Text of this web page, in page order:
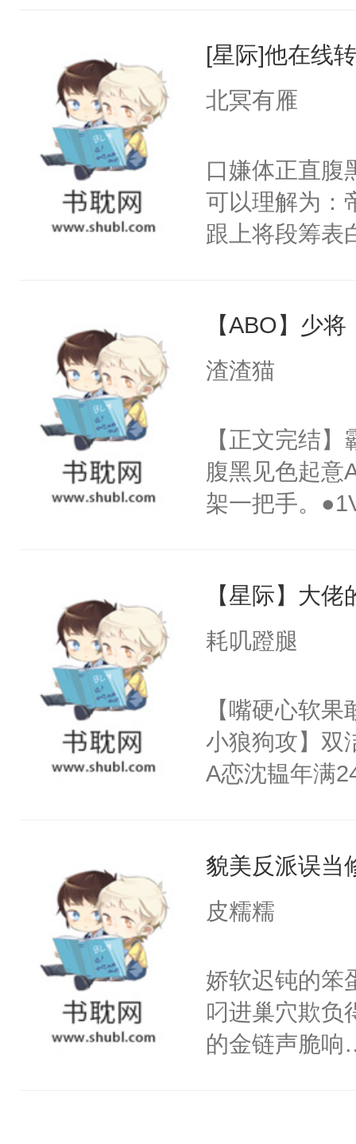
容嗜血，银色
小奴隶。帝国
困于怀中：从
到底选哪个。
不抱住主角受
a的清冷主角
化成omega
种没有兽化
一个称呼——
[星际]他在线
北冥有雁
口嫌体正直腹
可以理解为：
跟上将段筹表
不在意才是
途坠于一线许
个最好的时
系，让你动心
言。二、被人
将，您这是做
子。
【ABO】少
渣渣猫
【正文完结
腹黑见色起意
架一把手。
舟被迫转到
尽致，打架斗
舟：“啥玩意
看的？”兄弟
啊？我们舟
跟你这丑八怪
去骚扰你？我
啊。”——为保
结婚后二人生
Omega满脸
啧，长得也不
爱河，离婚协
【星际】大
耗叽蹬腿
【嘴硬心软
小狼狗攻】双
A恋沈韫年满
涉的平静生活
跳的日常生活
不仅不情不愿
韩家的控制，
迫同意和进行
姻是因为认出
貌美反派误当
皮糯糯
娇软迟钝的笨
叼进巢穴欺负
的金链声脆